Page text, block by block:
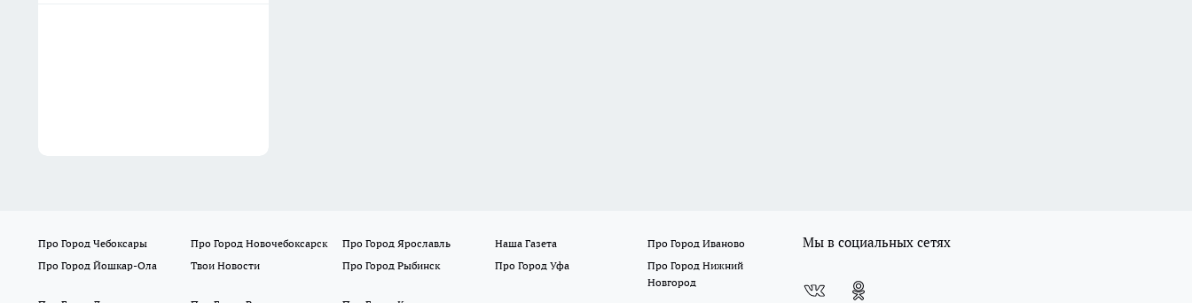
Про Город Чебоксары Про Город Новочебоксарск Про Город Ярославль Наша Газета
Про Город Иваново
Про Город Йошкар-Ола
Твои Новости Про Город Рыбинск Про Город Уфа
Про Город Нижний
Новгород
Мы в социальных сетях